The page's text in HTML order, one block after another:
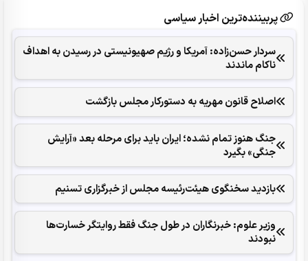
پربیننده‌ترین اخبار سیاسی
سردار حسن‌زاده: آمریکا و رژیم صهیونیستی در رسیدن به اهداف
ناکام ماندند
اصلاح قانون مهریه به دستورکار مجلس بازگشت
جنگ هنوز تمام نشده؛ ایران باید برای مرحله بعد «آرایش
جنگی» بگیرد
بازدید سخنگوی هیئت‌رئیسه مجلس از خبرگزاری تسنیم
وزیر علوم: خبرنگاران در طول جنگ فقط روایتگر خسارت‌ها
نبودند